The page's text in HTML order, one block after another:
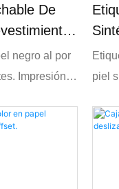
De
negro al por
Impresión a
fugas, ideales
piel
piel